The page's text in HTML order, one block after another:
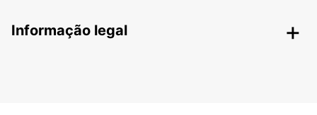
Informação legal